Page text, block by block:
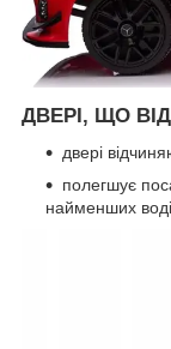
ДВЕРІ, ЩО
двері
полегшує
найменших